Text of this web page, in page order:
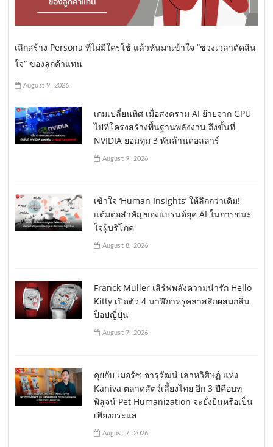
เลิกสร้าง Persona ที่ไม่มีใครใช้ แล้วหันมาเข้าใจ “ช่วงเวลาตัดสิน
ใจ” ของลูกค้าแทน
August 9, 2026
เกมเปลี่ยนทิศ เมื่อสงคราม AI ย้ายจาก GPU
ไปที่โครงสร้างพื้นฐานพลังงาน ถึงขั้นที่
NVIDIA ยอมทุ่ม 3 พันล้านดอลลาร์
August 9, 2026
เข้าใจ ‘Human Insights’ ให้ลึกกว่าเดิม!
แต้มต่อสำคัญของแบรนด์ยุค AI ในการชนะ
ใจผู้บริโภค
August 8, 2026
Franck Muller เสิร์ฟพลังความน่ารัก Hello
Kitty เปิดตัว 4 นาฬิกาหรูคลาสสิกผสมกลิ่น
ป็อปญี่ปุ่น
August 7, 2026
คุยกับ เมอร์ซ-จารุวัฒน์ เลาหวิศิษฏ์ แห่ง
Kaniva ตลาดสัตว์เลี้ยงไทย อีก 3 ปีคือบท
พิสูจน์ Pet Humanization จะยั่งยืนหรือเป็น
เพียงกระแส
August 7, 2026